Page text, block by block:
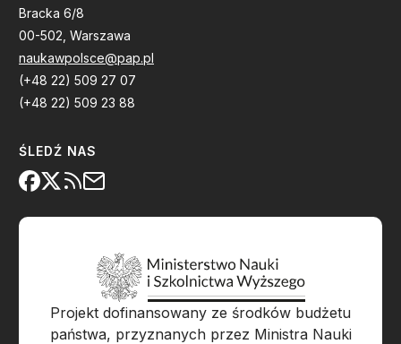
Bracka 6/8
00-502, Warszawa
naukawpolsce@pap.pl
(+48 22) 509 27 07
(+48 22) 509 23 88
ŚLEDŹ NAS
Projekt dofinansowany ze środków budżetu
państwa, przyznanych przez Ministra Nauki